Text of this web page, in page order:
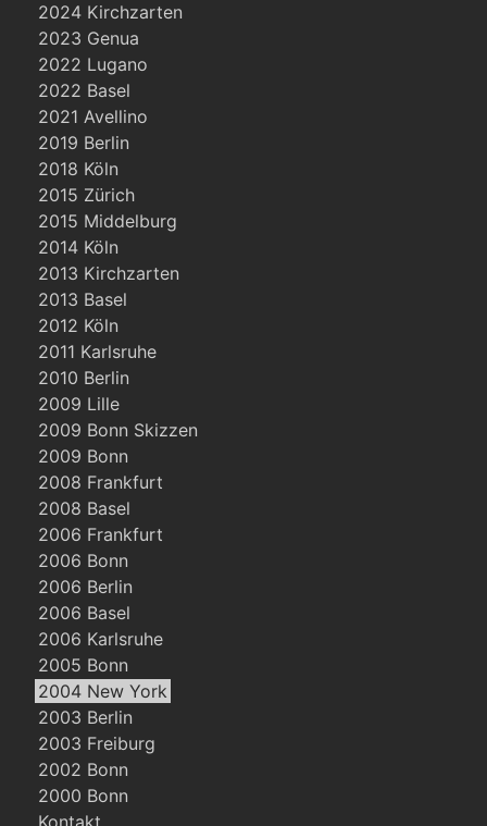
2024 Kirchzarten
2023 Genua
2022 Lugano
2022 Basel
2021 Avellino
2019 Berlin
2018 Köln
2015 Zürich
2015 Middelburg
2014 Köln
2013 Kirchzarten
2013 Basel
2012 Köln
2011 Karlsruhe
2010 Berlin
2009 Lille
2009 Bonn Skizzen
2009 Bonn
2008 Frankfurt
2008 Basel
2006 Frankfurt
2006 Bonn
2006 Berlin
2006 Basel
2006 Karlsruhe
2005 Bonn
2004 New York
2003 Berlin
2003 Freiburg
2002 Bonn
2000 Bonn
Kontakt